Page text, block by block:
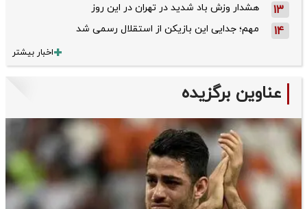
13 هشدار وزش باد شدید در تهران در این روز
14 مهم؛ جدایی این بازیکن از استقلال رسمی شد
اخبار بیشتر
عناوین برگزیده